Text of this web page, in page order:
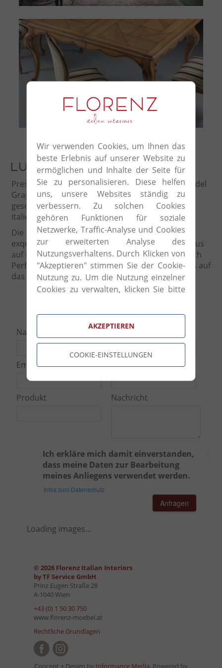
Table
Luxuröse Einrichtung
Prestige ist ein Unternehmen mit Sitz in Bassano del
Grappa in Italien. Einer Region, welche im
geschichtlichen Verlauf eine Tradition für den
italienischen Luxusmöbelmarkt entwickelt hat.
Die Exzellenz der Produkte ist das Resultat von
exquisiter Handwerkskunst und besonderem Fokus
auf Detail und Design. Das konstante Streben nach
Perfektion hebt die natürliche Qualität des Holzes auf
das höchste Maß.
Name Telefonnummer
Email Kategorie
Produkt Nachricht
Ich erkläre mich damit einverstanden,
dass meine Daten zur Bearbeitung
meines Anliegens verwendet werden.
Infos zum Datenschutz
Anfragen
Loading images...
© 2026 Florenz Italian Interiors
by TF Service GmbH
Prinz Eugen Straße 28
A-1040 Wien
+43 (0) 1 50 30 750
www.florenz-moebel.at
Rechtliche Grundlagen
Concept + Design by Informance Media, Powered by
Wir verwenden Cookies, um Ihnen das
beste Erlebnis auf unserer Website zu
ermöglichen und Inhalte der Seite für
Sie zu personalisieren. Diese helfen
uns, unsere Websites ständig zu
verbessern. Zu solchen Cookies
gehören Funktionen für soziale
Netzwerke, Traffic-Analyse und Cookies
zur erweiterten Analyse des
Nutzungsverhaltens. Durch Klicken von
"Akzeptieren" stimmen Sie der Cookie-
Nutzung zu. Um die Nutzung einzelner
Cookies zu verwalten, klicken Sie bitte
AKZEPTIEREN
COOKIE-EINSTELLUNGEN